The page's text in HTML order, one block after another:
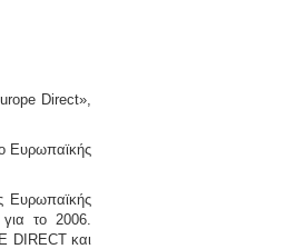
Direct»,
Ευρωπαϊκής
Ευρωπαϊκής
το 2006.
DIRECT και